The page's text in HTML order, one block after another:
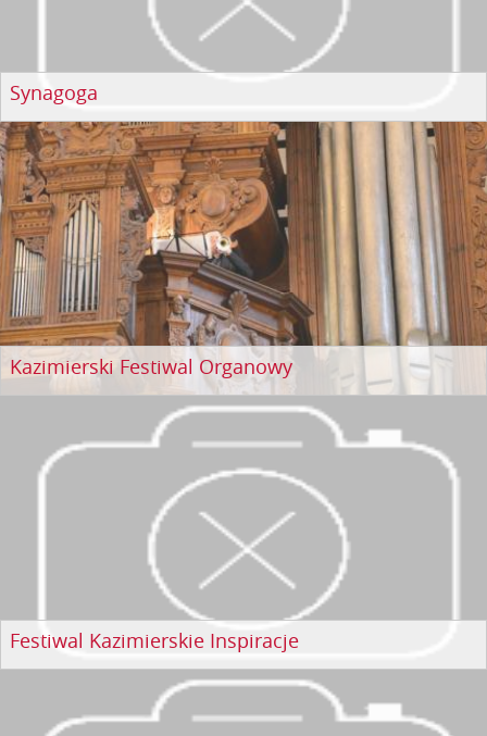
Synagoga
Kazimierski Festiwal Organowy
Festiwal Kazimierskie Inspiracje